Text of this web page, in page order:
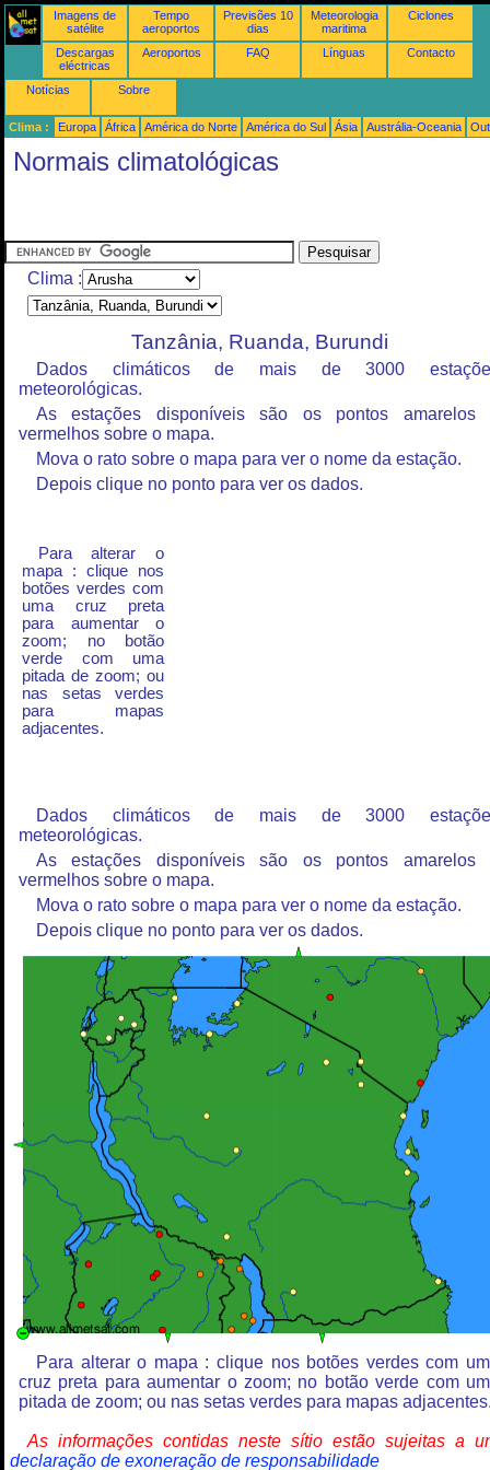
Imagens de
satélite
Tempo
aeroportos
Previsões 10
dias
Meteorologia
maritima
Ciclones
Descargas
eléctricas
Aeroportos FAQ Línguas Contacto
Notícias Sobre
Clima : Europa África América do Norte América do Sul Ásia Austrália-Oceania
Normais climatológicas
Clima :
Tanzânia, Ruanda, Burundi
Dados climáticos de mais de 3000
meteorológicas.
As estações disponíveis são os pontos amarelos
vermelhos sobre o mapa.
Mova o rato sobre o mapa para ver o nome da estação.
Depois clique no ponto para ver os dados.
Para alterar o
mapa : clique nos
botões verdes com
uma cruz preta
para aumentar o
zoom; no botão
verde com uma
pitada de zoom; ou
nas setas verdes
para mapas
adjacentes.
Dados climáticos de mais de 3000
meteorológicas.
As estações disponíveis são os pontos amarelos
vermelhos sobre o mapa.
Mova o rato sobre o mapa para ver o nome da estação.
Depois clique no ponto para ver os dados.
Para alterar o mapa : clique nos botões verdes com
cruz preta para aumentar o zoom; no botão verde com
pitada de zoom; ou nas setas verdes para mapas
As informações contidas neste sítio estão sujeitas a
declaração de exoneração de responsabilidade